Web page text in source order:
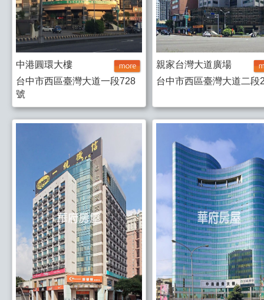
中港圓環大樓
台中市西區臺灣大道一段728
號
親家台灣大道廣場
台中市西區臺灣大道二段